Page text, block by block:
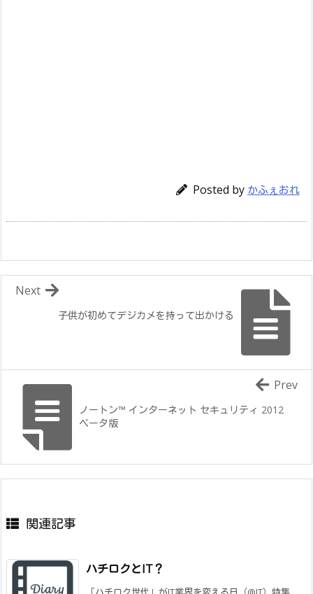
Posted by かふぇおれ
子供が初めてデジカメを持って出かける
Next
ノートン™ インターネット セキュリティ 2012
ベータ版
Prev
関連記事
ハチロクとIT？